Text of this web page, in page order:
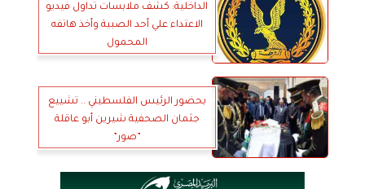
الداخلية: كشف ملابسات تداول فيديو
الاعتداء علي أحد الصبية وأخذ هاتفه
المحمول
بحضور الرئيس الفلسطيني .. تشييع
جثمان الصحفية شيرين أبو عاقلة
”صور”